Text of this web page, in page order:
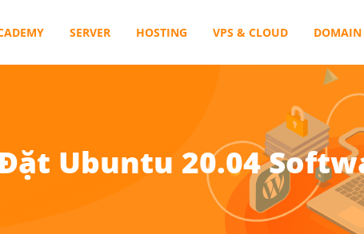
SERVER HOSTING VPS & CLOUD DOMAIN
Ubuntu 20.04